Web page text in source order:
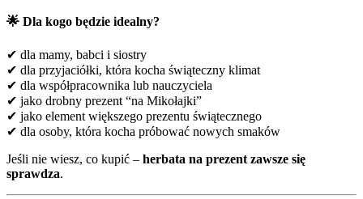
🌟 Dla kogo będzie idealny?
✔ dla mamy, babci i siostry
✔ dla przyjaciółki, która kocha świąteczny klimat
✔ dla współpracownika lub nauczyciela
✔ jako drobny prezent “na Mikołajki”
✔ jako element większego prezentu świątecznego
✔ dla osoby, która kocha próbować nowych smaków
Jeśli nie wiesz, co kupić – herbata na prezent zawsze się
sprawdza.